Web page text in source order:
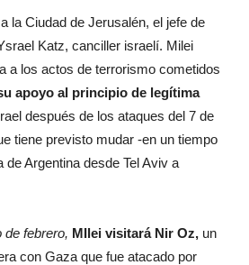
la Ciudad de Jerusalén, el jefe de
Katz, canciller israelí. Milei
a los actos de terrorismo cometidos
apoyo al principio de legítima
después de los ataques del 7 de
tiene previsto mudar -en un tiempo
de Argentina desde Tel Aviv a
de febrero, MIlei visitará Nir Oz, un
con Gaza que fue atacado por